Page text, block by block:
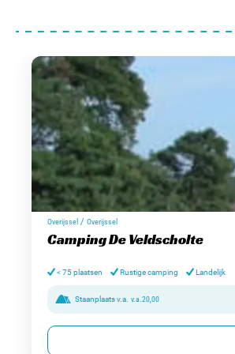
Overijssel / Overijssel
Camping De Veldscholte
< 75 plaatsen Rustige camping Landelijk
Staanplaats v.a. v.a.20,00